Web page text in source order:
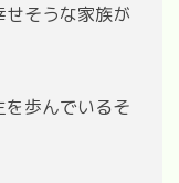
そうな家族が
歩んでいるそ